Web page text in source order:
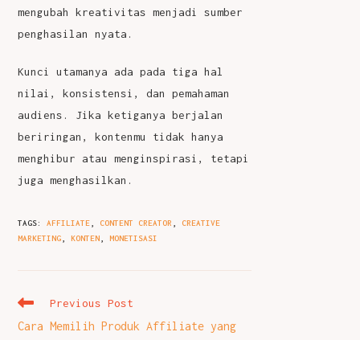
mengubah kreativitas menjadi sumber
penghasilan nyata.
Kunci utamanya ada pada tiga hal
nilai, konsistensi, dan pemahaman
audiens. Jika ketiganya berjalan
beriringan, kontenmu tidak hanya
menghibur atau menginspirasi, tetapi
juga menghasilkan.
TAGS:AFFILIATE CONTENT CREATOR
CREATIVE
MARKETING
KONTEN MONETISASI
Read
articles
Previous Post
Cara Memilih Produk Affiliate yang